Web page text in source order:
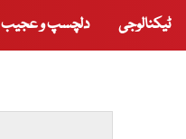
ٹیکنالوجی دلچسپ و عجیب